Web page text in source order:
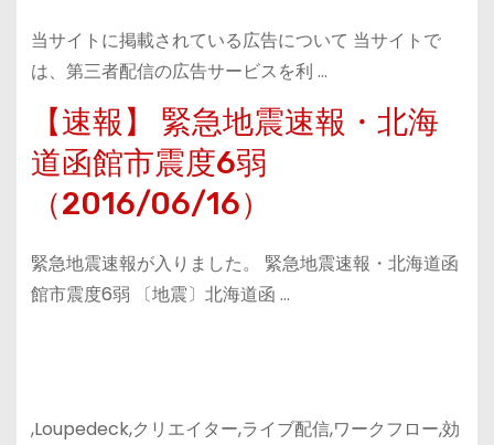
当サイトに掲載されている広告について 当サイトで
は、第三者配信の広告サービスを利 …
【速報】 緊急地震速報・北海
道函館市震度6弱
（2016/06/16）
緊急地震速報が入りました。 緊急地震速報・北海道函
館市震度6弱 〔地震〕北海道函 …
,Loupedeck,クリエイター,ライブ配信,ワークフロー,効